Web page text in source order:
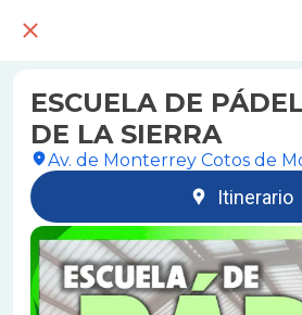
ESCUELA DE
DE LA SIERRA
Av. de Monterrey Cotos de
Itinerario